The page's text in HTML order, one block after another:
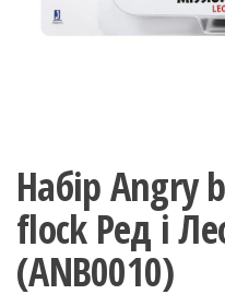
Набір Angry
flock Ред і
(ANB0010)